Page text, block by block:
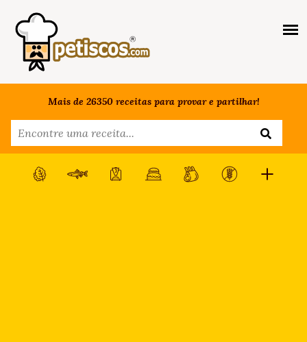
Mais de 26350 receitas para provar e partilhar!